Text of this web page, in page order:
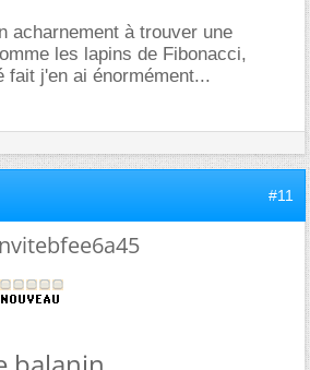
acharnement à trouver une
les lapins de Fibonacci,
fait j'en ai énormément...
#11